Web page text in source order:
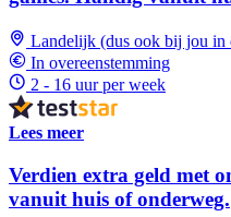
Landelijk (dus ook bij jou in
In overeenstemming
2 - 16 uur per week
Lees meer
Verdien extra geld met
vanuit huis of onderweg.